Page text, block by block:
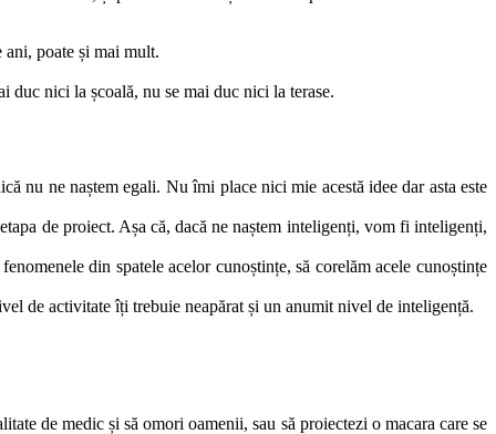
ani, poate și mai mult.
duc nici la școală, nu se mai duc nici la terase.
nu ne naștem egali. Nu îmi place nici mie acestă idee dar asta este
de proiect. Așa că, dacă ne naștem inteligenți, vom fi inteligenți,
din spatele acelor cunoștințe, să corelăm acele cunoștințe
de activitate îți trebuie neapărat și un anumit nivel de inteligență.
de medic și să omori oamenii, sau să proiectezi o macara care se